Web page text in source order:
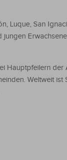
Luque, San
Hauptpfeilern der
Weltweit ist